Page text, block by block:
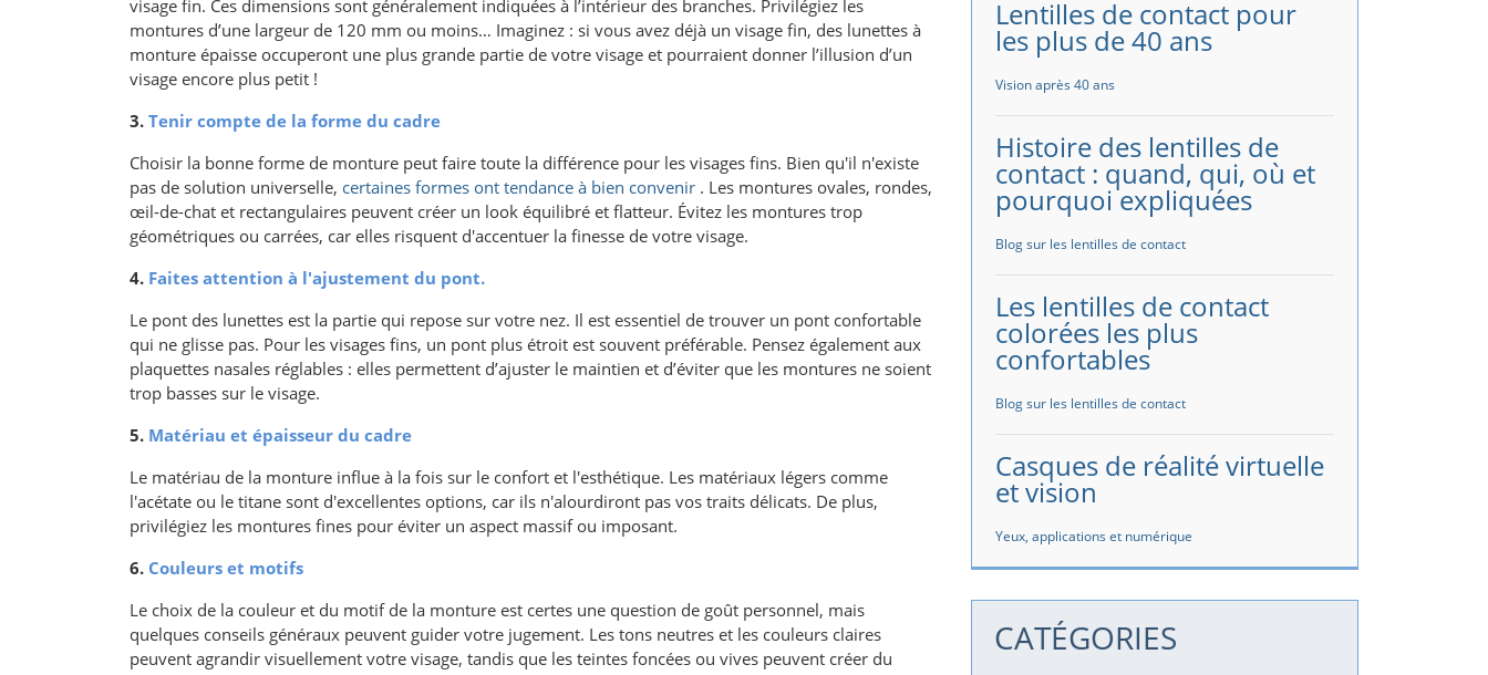
visage fin. Ces dimensions sont généralement indiquées à l’intérieur des branches. Privilégiez les
montures d’une largeur de 120 mm ou moins… Imaginez : si vous avez déjà un visage fin, des lunettes à
monture épaisse occuperont une plus grande partie de votre visage et pourraient donner l’illusion d’un
visage encore plus petit !
3. Tenir compte de la forme du cadre
Choisir la bonne forme de monture peut faire toute la différence pour les visages fins. Bien qu'il n'existe
pas de solution universelle, certaines formes ont tendance à bien convenir . Les montures ovales, rondes,
œil-de-chat et rectangulaires peuvent créer un look équilibré et flatteur. Évitez les montures trop
géométriques ou carrées, car elles risquent d'accentuer la finesse de votre visage.
4. Faites attention à l'ajustement du pont.
Le pont des lunettes est la partie qui repose sur votre nez. Il est essentiel de trouver un pont confortable
qui ne glisse pas. Pour les visages fins, un pont plus étroit est souvent préférable. Pensez également aux
plaquettes nasales réglables : elles permettent d’ajuster le maintien et d’éviter que les montures ne soient
trop basses sur le visage.
5. Matériau et épaisseur du cadre
Le matériau de la monture influe à la fois sur le confort et l'esthétique. Les matériaux légers comme
l'acétate ou le titane sont d'excellentes options, car ils n'alourdiront pas vos traits délicats. De plus,
privilégiez les montures fines pour éviter un aspect massif ou imposant.
6. Couleurs et motifs
Le choix de la couleur et du motif de la monture est certes une question de goût personnel, mais
quelques conseils généraux peuvent guider votre jugement. Les tons neutres et les couleurs claires
peuvent agrandir visuellement votre visage, tandis que les teintes foncées ou vives peuvent créer du
Lentilles de contact pour
les plus de 40 ans
Vision après 40 ans
Histoire des lentilles de
contact : quand, qui, où et
pourquoi expliquées
Blog sur les lentilles de contact
Les lentilles de contact
colorées les plus
confortables
Blog sur les lentilles de contact
Casques de réalité virtuelle
et vision
Yeux, applications et numérique
CATÉGORIES